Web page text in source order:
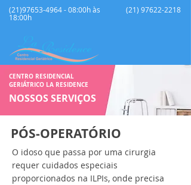
(21)97653-4964 - 08:00h às
18:00h
(21) 97622-2218
CENTRO RESIDENCIAL
GERIÁTRICO LA RESIDENCE
NOSSOS SERVIÇOS
PÓS-OPERATÓRIO
O idoso que passa por uma cirurgia
requer cuidados especiais
proporcionados na ILPIs, onde precisa